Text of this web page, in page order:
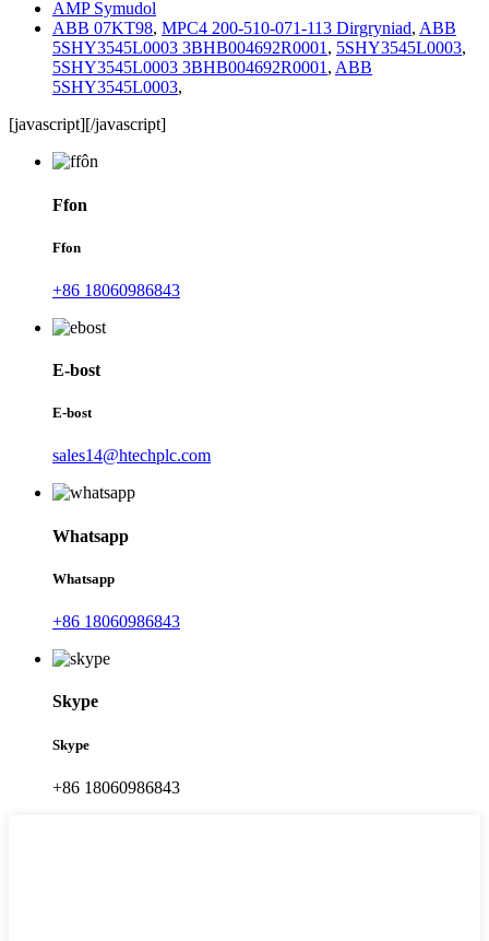
AMP Symudol
ABB 07KT98, MPC4 200-510-071-113 Dirgryniad, ABB
5SHY3545L0003 3BHB004692R0001 , 5SHY3545L0003,
5SHY3545L0003 3BHB004692R0001 , ABB
5SHY3545L0003,
[javascript][/javascript]
Ffon
Ffon
+86 18060986843
E-bost
E-bost
sales14@htechplc.com
Whatsapp
Whatsapp
+86 18060986843
Skype
Skype
+86 18060986843